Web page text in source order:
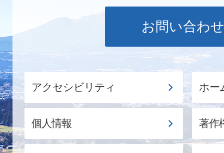
お問い合わせ
アクセシビリティ ホー
個人情報 著作